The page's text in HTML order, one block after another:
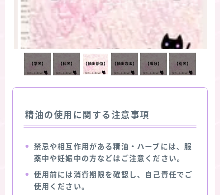
精油の使用に関する注意事項
禁忌や相互作用がある精油・ハーブには、服
薬中や妊娠中の方などはご注意ください。
使用前には消費期限を確認し、自己責任でご
使用ください。